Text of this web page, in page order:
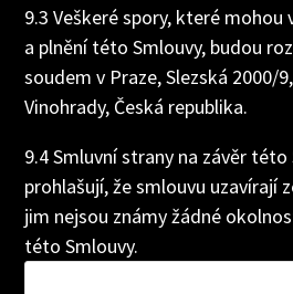
9.3 Veškeré spory, které
a plnění této Smlouvy, budou
soudem v Praze, Slezská 2000/
Vinohrady, Česká republika.
9.4 Smluvní strany na závěr
prohlašují, že smlouvu uzavírají
jim nejsou známy žádné
této Smlouvy.